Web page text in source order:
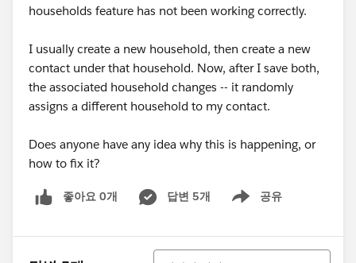
households feature has not been working correctly.
I usually create a new household, then create a new
contact under that household. Now, after I save both,
the associated household changes -- it randomly
assigns a different household to my contact.
Does anyone have any idea why this is happening, or
how to fix it?
좋아요 0개 답변 5개 공유
Show menu
정렬